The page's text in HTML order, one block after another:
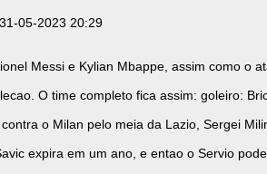
05-2023 20:29
Messi e Kylian Mbappe, assim como o
O time completo fica assim: goleiro:
o Milan pelo meia da Lazio, Sergei
expira em um ano, e entao o Servio